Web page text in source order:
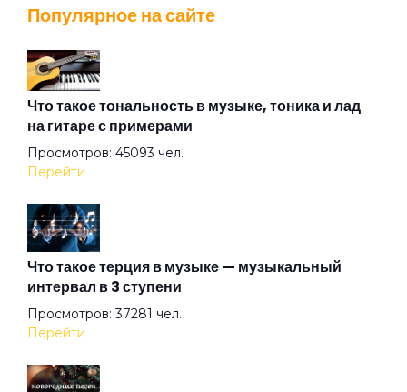
Колдуй бабка
Королева города
Королева сна
Кошка
Популярное на сайте
Что такое тональность в музыке, тоника и лад
на гитаре с примерами
Просмотров: 45093 чел.
Перейти
Что такое терция в музыке — музыкальный
интервал в 3 ступени
Просмотров: 37281 чел.
Перейти